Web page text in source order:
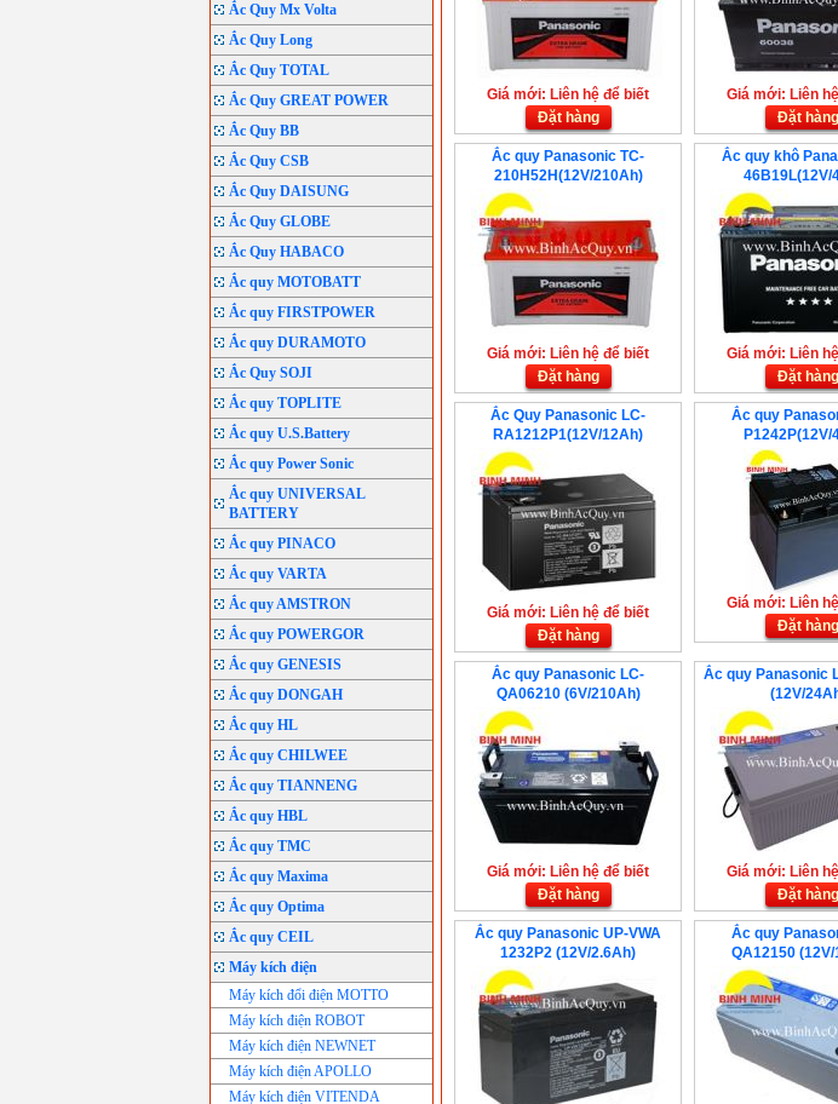
Ắc Quy Mx Volta
Ắc Quy Long
Ắc Quy TOTAL
Ắc Quy GREAT POWER
Ắc Quy BB
Ắc Quy CSB
Ắc Quy DAISUNG
Ắc Quy GLOBE
Ắc Quy HABACO
Ắc quy MOTOBATT
Ắc quy FIRSTPOWER
Ắc quy DURAMOTO
Ắc Quy SOJI
Ắc quy TOPLITE
Ắc quy U.S.Battery
Ắc quy Power Sonic
Ắc quy UNIVERSAL
BATTERY
Ắc quy PINACO
Ắc quy VARTA
Ắc quy AMSTRON
Ắc quy POWERGOR
Ắc quy GENESIS
Ắc quy DONGAH
Ắc quy HL
Ắc quy CHILWEE
Ắc quy TIANNENG
Ắc quy HBL
Ắc quy TMC
Ắc quy Maxima
Ắc quy Optima
Ắc quy CEIL
Máy kích điện
Máy kích đổi điện MOTTO
Máy kích điện ROBOT
Máy kích điện NEWNET
Máy kích điện APOLLO
Máy kích điện VITENDA
Giá mới: Liên hệ để biết
Đặt hàng
Giá mới: Liên
Đặt hàng
Ắc quy Panasonic TC-
210H52H(12V/210Ah)
Giá mới: Liên hệ để biết
Đặt hàng
Ắc quy khô
46B19L(12V/
Giá mới: Liên
Đặt hàng
Ắc Quy Panasonic LC-
RA1212P1(12V/12Ah)
Giá mới: Liên hệ để biết
Đặt hàng
Ắc quy
P1242P(12V/
Giá mới: Liên
Đặt hàng
Ắc quy Panasonic LC-
QA06210 (6V/210Ah)
Giá mới: Liên hệ để biết
Đặt hàng
Ắc quy Panasonic
(12V/
Giá mới: Liên
Đặt hàng
Ắc quy Panasonic UP-VWA
1232P2 (12V/2.6Ah)
Ắc quy
QA12150